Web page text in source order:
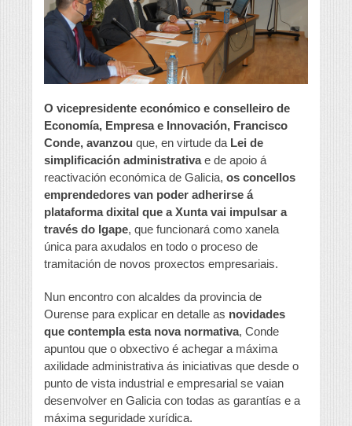
O vicepresidente económico e conselleiro de
Economía, Empresa e Innovación, Francisco
Conde, avanzou que, en virtude da Lei de
simplificación administrativae de apoio á
reactivación económica de Galicia, os concellos
emprendedores van poder adherirse á
plataforma dixital que a Xunta vai impulsar a
través do Igape, que funcionará como xanela
única para axudalos en todo o proceso de
tramitación de novos proxectos empresariais.
Nun encontro con alcaldes da provincia de
Ourense para explicar en detalle as novidades
que contempla esta nova normativa, Conde
apuntou que o obxectivo é achegar a máxima
axilidade administrativa ás iniciativas que desde o
punto de vista industrial e empresarial se vaian
desenvolver en Galicia con todas as garantías e a
máxima seguridade xurídica.